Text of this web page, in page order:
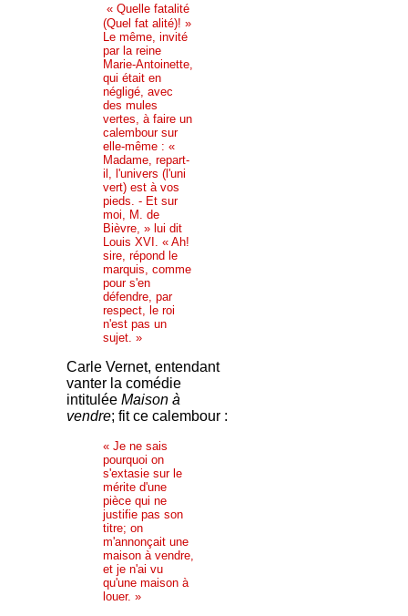
« Quelle fatalité
(Quel fat alité)! »
Le même, invité
par la reine
Marie-Antoinette,
qui était en
négligé, avec
des mules
vertes, à faire un
calembour sur
elle-même : «
Madame, repart-
il, l'univers (l'uni
vert) est à vos
pieds. - Et sur
moi, M. de
Bièvre, » lui dit
Louis XVI. « Ah!
sire, répond le
marquis, comme
pour s'en
défendre, par
respect, le roi
n'est pas un
sujet. »
Carle Vernet, entendant
vanter la comédie
intitulée Maison à
vendre; fit ce calembour :
« Je ne sais
pourquoi on
s'extasie sur le
mérite d'une
pièce qui ne
justifie pas son
titre; on
m'annonçait une
maison à vendre,
et je n'ai vu
qu'une maison à
louer. »